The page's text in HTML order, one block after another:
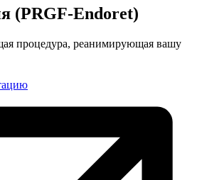
(PRGF-Endoret)
процедура, реанимирующая вашу